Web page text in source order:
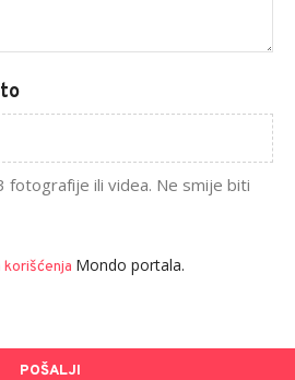
fotografije ili videa. Ne smije biti
korišćenja Mondo portala.
POŠALJI